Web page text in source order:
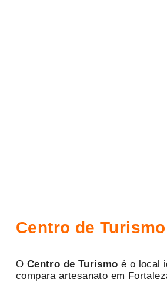
Centro de Turismo
O Centro de Turismoé o local
compara artesanato em